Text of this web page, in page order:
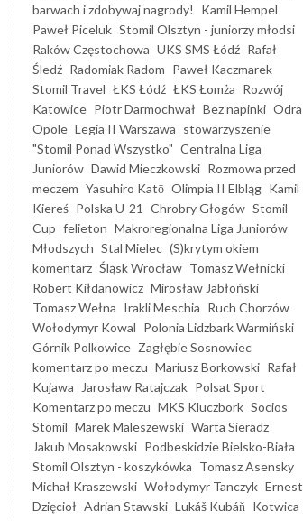
barwach i zdobywaj nagrody!
Kamil Hempel
Paweł Piceluk Stomil Olsztyn - juniorzy młodsi
Raków Częstochowa UKS SMS Łódź Rafał
Śledź Radomiak Radom Paweł Kaczmarek
Stomil Travel ŁKS Łódź ŁKS Łomża Rozwój
Katowice Piotr Darmochwał Bez napinki Odra
Opole Legia II Warszawa stowarzyszenie
"Stomil Ponad Wszystko" Centralna Liga
Juniorów Dawid Mieczkowski Rozmowa przed
meczem Yasuhiro Katō Olimpia II Elbląg Kamil
Kiereś Polska U-21 Chrobry Głogów Stomil
Cup felieton Makroregionalna Liga Juniorów
Młodszych Stal Mielec (S)krytym okiem
komentarz Śląsk Wrocław Tomasz Wełnicki
Robert Kiłdanowicz Mirosław Jabłoński
Tomasz Wełna Irakli Meschia Ruch Chorzów
Wołodymyr Kowal Polonia Lidzbark Warmiński
Górnik Polkowice Zagłębie Sosnowiec
komentarz po meczu Mariusz Borkowski Rafał
Kujawa
Jarosław Ratajczak Polsat Sport
Komentarz po meczu MKS Kluczbork Socios
Stomil Marek Maleszewski Warta Sieradz
Jakub Mosakowski Podbeskidzie Bielsko-Biała
Stomil Olsztyn - koszykówka Tomasz Asensky
Michał Kraszewski Wołodymyr Tanczyk Ernest
Dzięcioł Adrian Stawski Lukáš Kubáň Kotwica